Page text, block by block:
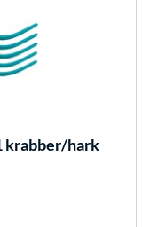
krabber/hark